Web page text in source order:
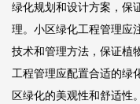
绿化规划和设计方案，保
理。小区绿化工程管理应
技术和管理方法，保证植
工程管理应配置合适的绿
区绿化的美观性和舒适性